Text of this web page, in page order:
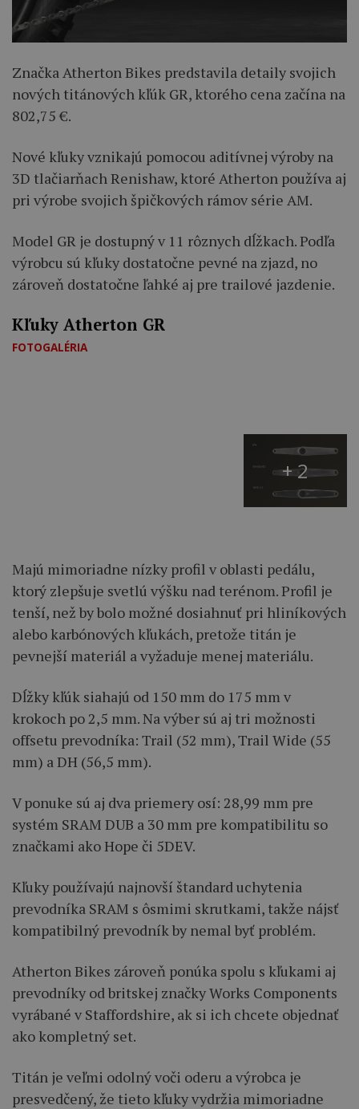
Značka Atherton Bikes predstavila detaily svojich
nových titánových kľúk GR, ktorého cena začína na
802,75 €.
Nové kľuky vznikajú pomocou aditívnej výroby na
3D tlačiarňach Renishaw, ktoré Atherton používa aj
pri výrobe svojich špičkových rámov série AM.
Model GR je dostupný v 11 rôznych dĺžkach. Podľa
výrobcu sú kľuky dostatočne pevné na zjazd, no
zároveň dostatočne ľahké aj pre trailové jazdenie.
Kľuky Atherton GR
FOTOGALÉRIA
+ 2
Majú mimoriadne nízky profil v oblasti pedálu,
ktorý zlepšuje svetlú výšku nad terénom. Profil je
tenší, než by bolo možné dosiahnuť pri hliníkových
alebo karbónových kľukách, pretože titán je
pevnejší materiál a vyžaduje menej materiálu.
Dĺžky kľúk siahajú od 150 mm do 175 mm v
krokoch po 2,5 mm. Na výber sú aj tri možnosti
offsetu prevodníka: Trail (52 mm), Trail Wide (55
mm) a DH (56,5 mm).
V ponuke sú aj dva priemery osí: 28,99 mm pre
systém SRAM DUB a 30 mm pre kompatibilitu so
značkami ako Hope či 5DEV.
Kľuky používajú najnovší štandard uchytenia
prevodníka SRAM s ôsmimi skrutkami, takže nájsť
kompatibilný prevodník by nemal byť problém.
Atherton Bikes zároveň ponúka spolu s kľukami aj
prevodníky od britskej značky Works Components
vyrábané v Staffordshire, ak si ich chcete objednať
ako kompletný set.
Titán je veľmi odolný voči oderu a výrobca je
presvedčený, že tieto kľuky vydržia mimoriadne